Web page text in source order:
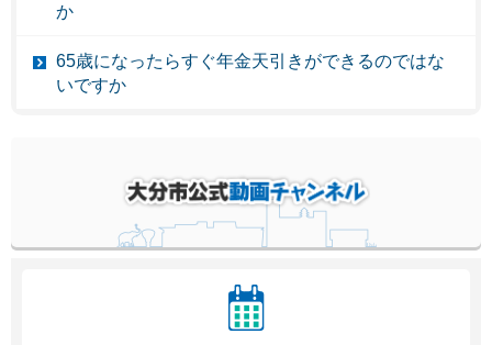
か
65歳になったらすぐ年金天引きができるのではな
いですか